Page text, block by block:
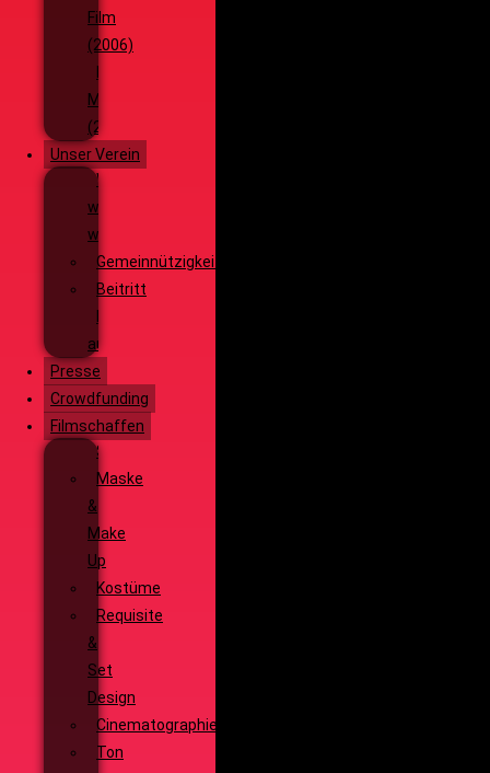
Film
(2006)
Die
Monsterjagd
(2005)
Unser Verein
Wieso,
weshalb,
warum?!
Gemeinnützigkeit
Beitritt
Filmausrüstung
ausleihen
Presse
Crowdfunding
Filmschaffen
Schauspiel
Maske
&
Make
Up
Kostüme
Requisite
&
Set
Design
Cinematographie
Ton